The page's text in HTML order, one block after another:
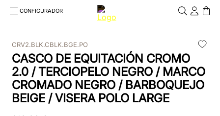
CONFIGURADOR
TÉRMINOS MÁS BUSCADOS
1.kep cromo 2 0
2.kep
CRV2.BLK.CBLK.BGE.PO
CASCO DE EQUITACIÓN CROMO
2.0 / TERCIOPELO NEGRO / MARCO
CROMADO NEGRO / BARBOQUEJO
BEIGE / VISERA POLO LARGE